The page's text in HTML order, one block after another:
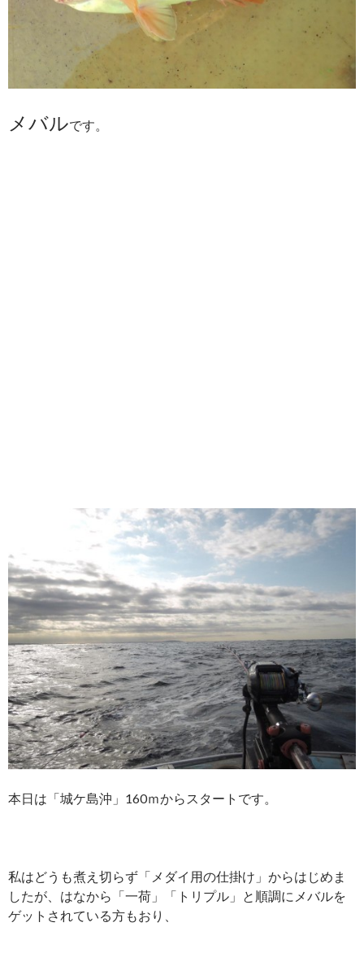
メバルです。
本日は「城ケ島沖」160ｍからスタートです。
私はどうも煮え切らず「メダイ用の仕掛け」からはじめま
したが、はなから「一荷」「トリプル」と順調にメバルを
ゲットされている方もおり、